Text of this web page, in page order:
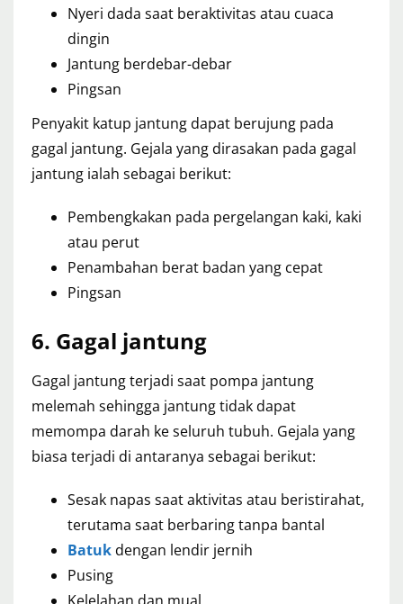
Nyeri dada saat beraktivitas atau cuaca
dingin
Jantung berdebar-debar
Pingsan
Penyakit katup jantung dapat berujung pada
gagal jantung. Gejala yang dirasakan pada gagal
jantung ialah sebagai berikut:
Pembengkakan pada pergelangan kaki, kaki
atau perut
Penambahan berat badan yang cepat
Pingsan
6. Gagal jantung
Gagal jantung terjadi saat pompa jantung
melemah sehingga jantung tidak dapat
memompa darah ke seluruh tubuh. Gejala yang
biasa terjadi di antaranya sebagai berikut:
Sesak napas saat aktivitas atau beristirahat,
terutama saat berbaring tanpa bantal
Batukdengan lendir jernih
Pusing